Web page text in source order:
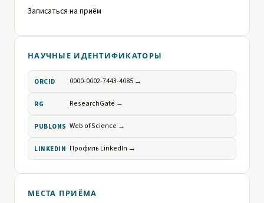
Записаться на приём
НАУЧНЫЕ ИДЕНТИФИКАТОРЫ
ORCID 0000-0002-7443-4085 →
RG ResearchGate →
PUBLONS Web of Science →
LINKEDIN Профиль LinkedIn →
МЕСТА ПРИЁМА